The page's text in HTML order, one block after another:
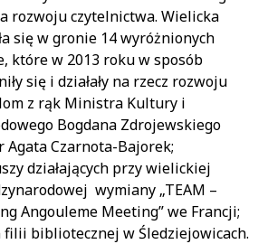
rozwoju czytelnictwa. Wielicka
się w gronie 14 wyróżnionych
które w 2013 roku w sposób
się i działały na rzecz rozwoju
z rąk Ministra Kultury i
Bogdana Zdrojewskiego
Agata Czarnota-Bajorek;
działających przy wielickiej
wymiany „TEAM –
Angouleme Meeting” we Francji;
filii bibliotecznej w Śledziejowicach.